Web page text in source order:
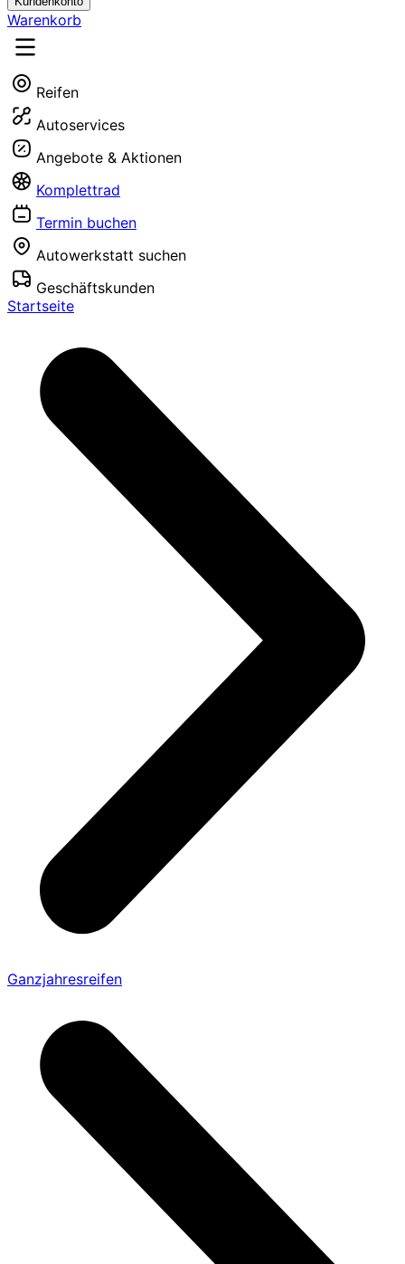
Warenkorb
Reifen
Autoservices
Angebote & Aktionen
Komplettrad
Termin buchen
Autowerkstatt suchen
Geschäftskunden
Startseite
Ganzjahresreifen